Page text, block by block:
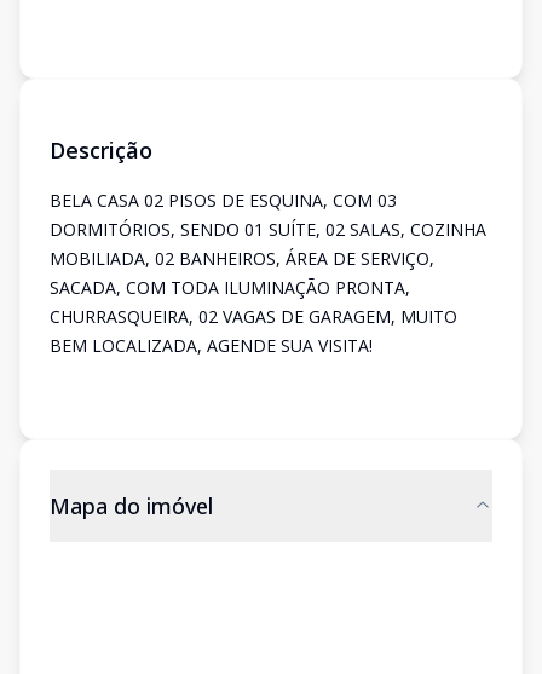
Descrição
BELA CASA 02 PISOS DE ESQUINA, COM 03
DORMITÓRIOS, SENDO 01 SUÍTE, 02 SALAS, COZINHA
MOBILIADA, 02 BANHEIROS, ÁREA DE SERVIÇO,
SACADA, COM TODA ILUMINAÇÃO PRONTA,
CHURRASQUEIRA, 02 VAGAS DE GARAGEM, MUITO
BEM LOCALIZADA, AGENDE SUA VISITA!
Mapa do imóvel